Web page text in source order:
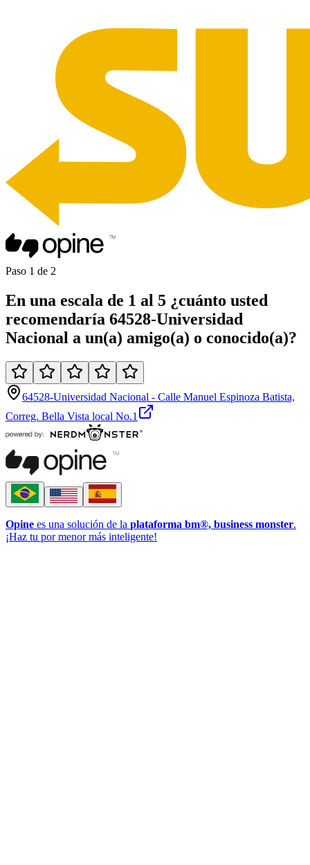
Paso 1 de 2
En una escala de 1 al 5 ¿cuánto usted
recomendaría 64528-Universidad
Nacional a un(a) amigo(a) o conocido(a)?
64528-Universidad Nacional - Calle Manuel Espinoza Batista,
Correg. Bella Vista local No.1
Opine es una solución de la plataforma bm®, business monster.
¡Haz tu por menor más inteligente!